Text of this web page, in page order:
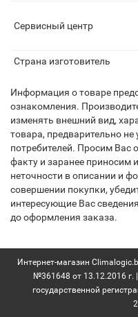
Сервисный центр
Страна изготовитель
Информация о товаре
ознакомления.
изменять внешний вид,
товара, предварительно
потребителей. Просим Вас
факту и заранее приносим
неточности в описании и
совершении покупки,
интересующие Вас
до оформления заказа.
Интернет-магазин
№361648 от 13.12.2016 г.
государственной